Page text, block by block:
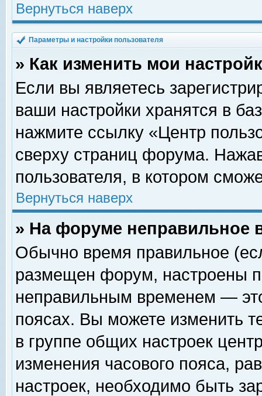
Вернуться наверх
Параметры и настройки пользователя
» Как изменить мои
Если вы являетесь
ваши настройки хранятся в
нажмите ссылку «Центр
сверху страниц форума.
пользователя, в котором
Вернуться наверх
» На форуме неправильное
Обычно время правильное
размещен форум, настроены
неправильным временем —
поясах. Вы можете изменить
в группе общих настроек
изменения часового пояса,
настроек, необходимо быть